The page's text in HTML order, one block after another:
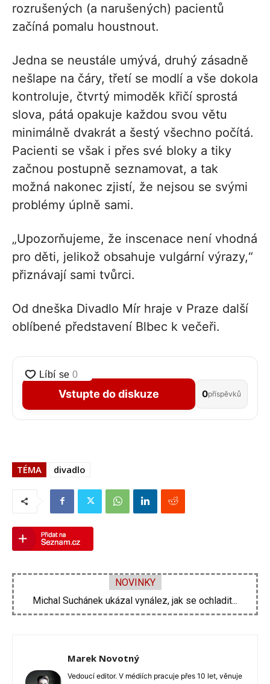
rozrušených (a narušených) pacientů
začíná pomalu houstnout.
Jedna se neustále umývá, druhý zásadně
nešlape na čáry, třetí se modlí a vše dokola
kontroluje, čtvrtý mimoděk křičí sprostá
slova, pátá opakuje každou svou větu
minimálně dvakrát a šestý všechno počítá.
Pacienti se však i přes své bloky a tiky
začnou postupně seznamovat, a tak
možná nakonec zjistí, že nejsou se svými
problémy úplně sami.
„Upozorňujeme, že inscenace není vhodná
pro děti, jelikož obsahuje vulgární výrazy,“
přiznávají sami tvůrci.
Od dneška Divadlo Mír hraje v Praze další
oblíbené představení Blbec k večeři.
Vstupte do diskuze 0příspěvků
TÉMA divadlo
NOVINKY
Michal Suchánek ukázal vynález, jak se ochladit...
Velká proměna Pavla Šporcla za pouhé tři...
Marek Novotný
Vedoucí editor. V médiích pracuje přes 10 let, věnuje